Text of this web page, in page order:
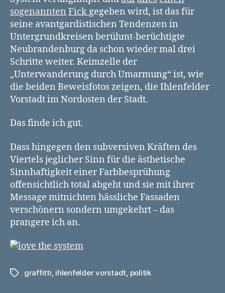
sogenannten Fickgegeben wird, ist das für
seine avantgardistischen Tendenzen in
Untergrundkreisen berühmt-berüchtigte
Neubrandenburg da schon wieder mal drei
Schritte weiter. Keimzelle der
„Unterwanderung durch Umarmung“ ist, wie
die beiden Beweisfotos zeigen, die Ihlenfelder
Vorstadt im Nordosten der Stadt.
Das finde ich gut.
Dass hingegen den subversiven Kräften des
Viertels jeglicher Sinn für die ästhetische
Sinnhaftigkeit einer Farbbesprühung
offensichtlich total abgeht und sie mit ihrer
Message mitnichten hässliche Fassaden
verschönern sondern umgekehrt – das
prangere ich an.
Schlagwörter
graffitti, ihlenfelder vorstadt, politik